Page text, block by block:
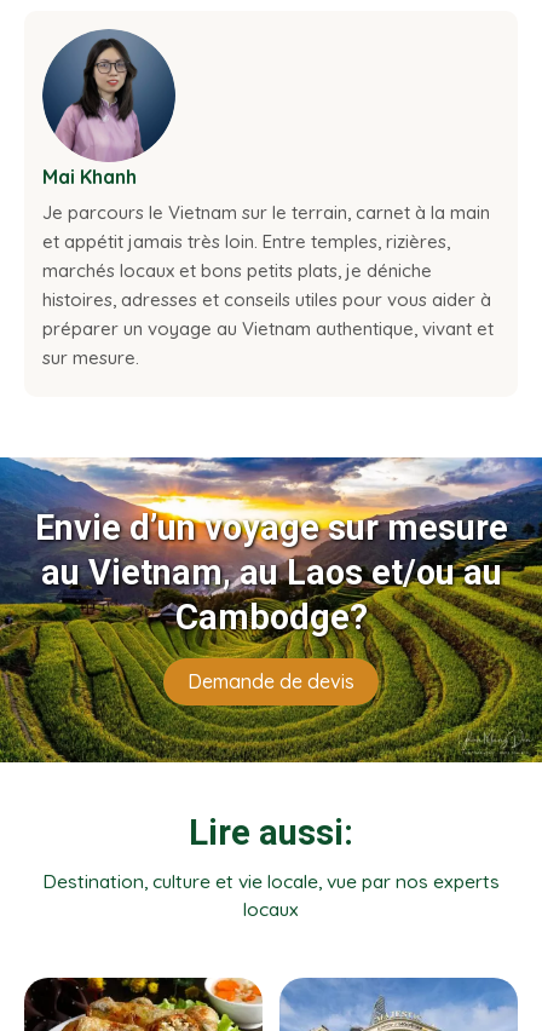
Mai Khanh
Je parcours le Vietnam sur le terrain, carnet à la main
et appétit jamais très loin. Entre temples, rizières,
marchés locaux et bons petits plats, je déniche
histoires, adresses et conseils utiles pour vous aider à
préparer un voyage au Vietnam authentique, vivant et
sur mesure.
Envie d’un voyage sur mesure
au Vietnam, au Laos et/ou au
Cambodge?
Demande de devis
Lire aussi:
Destination, culture et vie locale, vue par nos experts
locaux